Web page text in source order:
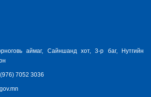
аймаг, Сайншанд хот, 3-р баг, Нутгийн
7052 3036